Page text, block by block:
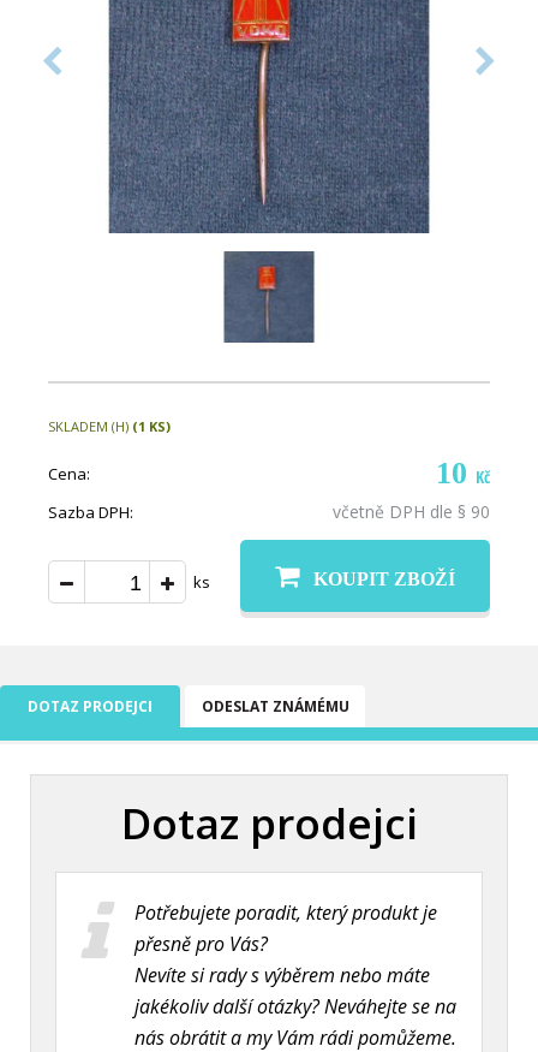
SKLADEM (H) (1 KS)
Cena: 10 Kč
Sazba DPH: včetně DPH dle § 90
ks KOUPIT ZBOŽÍ
DOTAZ PRODEJCI ODESLAT ZNÁMÉMU
Dotaz prodejci
Potřebujete poradit, který produkt je
přesně pro Vás?
Nevíte si rady s výběrem nebo máte
jakékoliv další otázky? Neváhejte se na
nás obrátit a my Vám rádi pomůžeme.